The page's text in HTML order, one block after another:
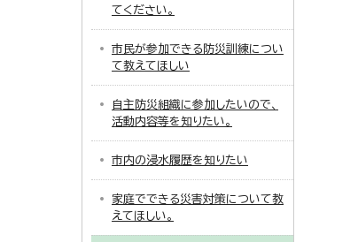
てください。
市民が参加できる防災訓練につい
て教えてほしい
自主防災組織に参加したいので、
活動内容等を知りたい。
市内の浸水履歴を知りたい
家庭でできる災害対策について教
えてほしい。